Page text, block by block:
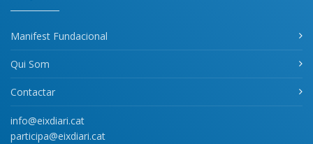
Manifest Fundacional
Qui Som
Contactar
info@eixdiari.cat
participa@eixdiari.cat